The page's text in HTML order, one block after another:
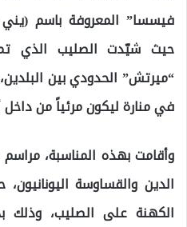
فيسسا” المعروفة باسم (يني
حيث شيّدت الصليب الذي
“ميرتش” الحدودي بين
في منارة ليكون مرئياً من داخل
وأقامت بهذه المناسبة،
الدين والقساوسة
الكهنة على الصليب،